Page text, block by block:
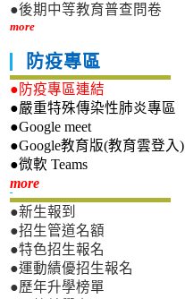
●後期中等教育普查問卷
more
防疫專區
●防疫專區連結
●嚴重特殊傳染性肺炎專區
●Google meet
●Google教育版(教育雲登入)
●微軟 Teams
more新生專區
●新生報到
●招生管道名額
●特色招生報名
●運動績優招生報名
●歷年升學榜單